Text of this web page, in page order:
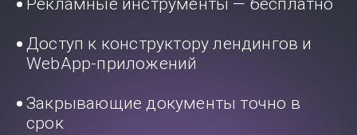
Доступ к конструктору лендингов и
WebApp-приложений
Закрывающие документы точно в
срок